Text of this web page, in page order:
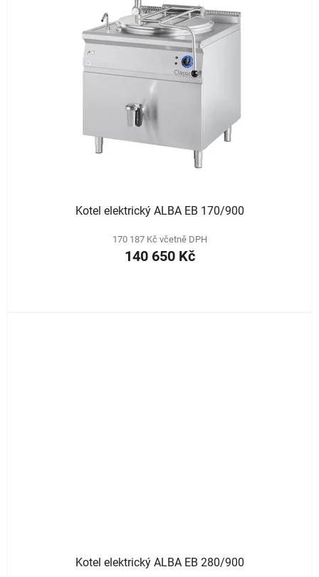
Kotel elektrický ALBA EB 170/900
170 187 Kč včetně DPH
140 650 Kč
Kotel elektrický ALBA EB 280/900